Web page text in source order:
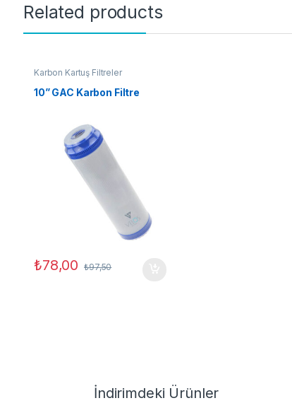
Related products
Karbon Kartuş Filtreler
10” GAC Karbon Filtre
₺78,00 ₺97,50
İndirimdeki Ürünler